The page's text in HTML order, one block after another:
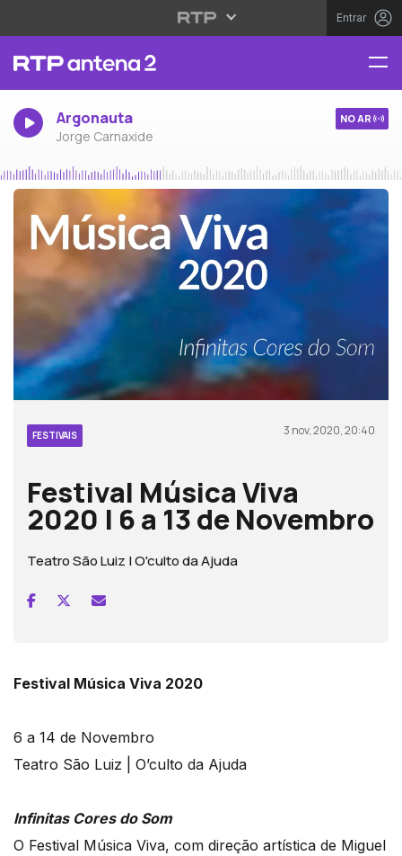
Entrar
Argonauta
Jorge Carnaxide
NO AR
FESTIVAIS 3 nov, 2020, 20:40
Festival Música Viva
2020 | 6 a 13 de Novembro
Teatro São Luiz | O'culto da Ajuda
Festival Música Viva 2020
6 a 14 de Novembro
Teatro São Luiz | O’culto da Ajuda
Infinitas Cores do Som
O Festival Música Viva, com direção artística de Miguel